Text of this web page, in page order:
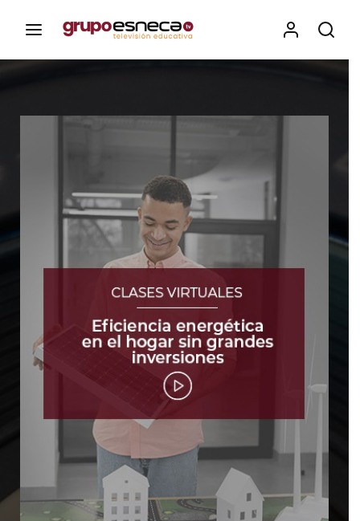
Esneca TV
Iniciar Sesión
Para iniciar sesión debes introducir el
https://elcampusonline.com
Dirección de correo electrónico
ENTRAR
Recuérdame